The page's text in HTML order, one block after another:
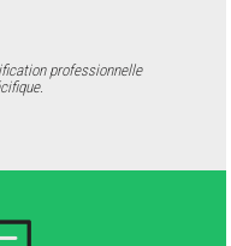
professionnelle